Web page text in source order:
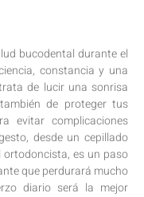
⁤bucodental durante el
constancia y una
de lucir una sonrisa
de proteger tus
evitar complicaciones‍
desde ‌un​ cepillado‌
es⁤ un paso
que‌ perdurará mucho
diario ​será la mejor